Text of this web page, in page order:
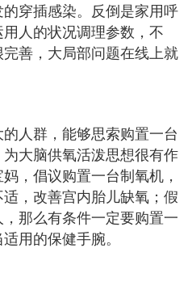
穿插感染。反倒是家用呼
人的状况调理参数，不
善，大局部问题在线上就
人群，能够思索购置一台
大脑供氧活泼思想很有作
，倡议购置一台制氧机，
，改善宫内胎儿缺氧；假
那么有条件一定要购置一
用的保健手腕。